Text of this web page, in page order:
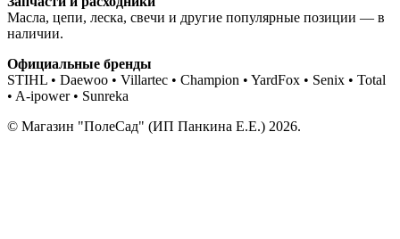
Масла, цепи, леска, свечи и другие популярные позиции — в
наличии.
Официальные бренды
STIHL • Daewoo • Villartec • Champion • YardFox • Senix • Total
• A-ipower • Sunreka
© Магазин "ПолеСад" (ИП Панкина Е.Е.) 2026.